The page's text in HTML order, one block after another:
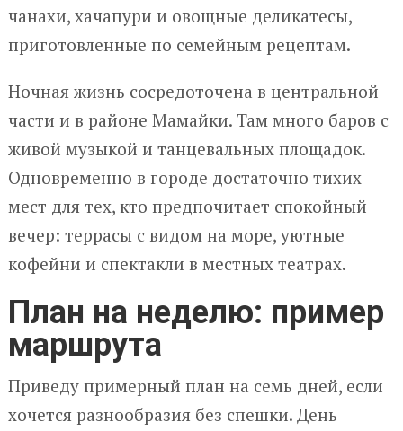
чанахи, хачапури и овощные деликатесы,
приготовленные по семейным рецептам.
Ночная жизнь сосредоточена в центральной
части и в районе Мамайки. Там много баров с
живой музыкой и танцевальных площадок.
Одновременно в городе достаточно тихих
мест для тех, кто предпочитает спокойный
вечер: террасы с видом на море, уютные
кофейни и спектакли в местных театрах.
План на неделю: пример
маршрута
Приведу примерный план на семь дней, если
хочется разнообразия без спешки. День